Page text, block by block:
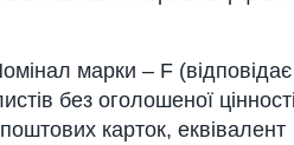
марки – F
без оголошеної цінності
карток,